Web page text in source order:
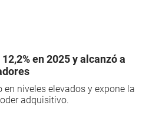
en 2025 y alcanzó a
niveles elevados y expone la
adquisitivo.